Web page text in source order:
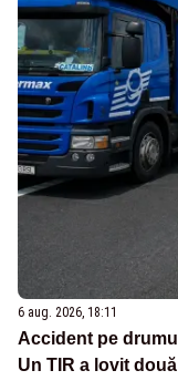
6 aug. 2026, 18:11
Accident pe
Un TIR a lovit